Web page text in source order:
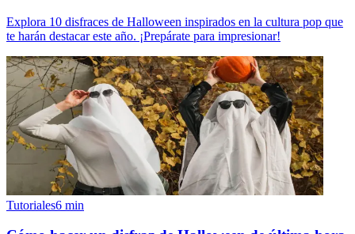
Explora 10 disfraces de Halloween inspirados en la cultura pop que
te harán destacar este año. ¡Prepárate para impresionar!
Tutoriales6 min